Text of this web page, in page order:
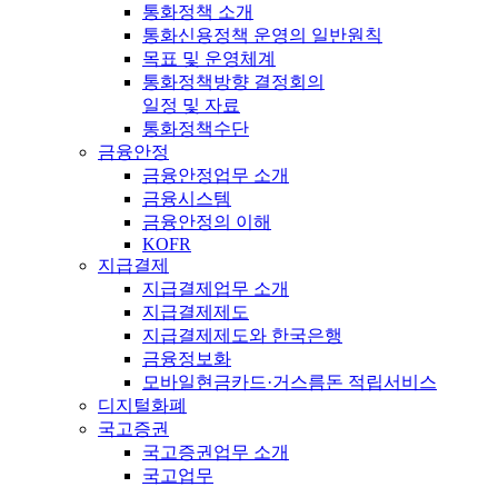
통화정책 소개
통화신용정책 운영의 일반원칙
목표 및 운영체계
통화정책방향 결정회의
일정 및 자료
통화정책수단
금융안정
금융안정업무 소개
금융시스템
금융안정의 이해
KOFR
지급결제
지급결제업무 소개
지급결제제도
지급결제제도와 한국은행
금융정보화
모바일현금카드·거스름돈 적립서비스
디지털화폐
국고증권
국고증권업무 소개
국고업무